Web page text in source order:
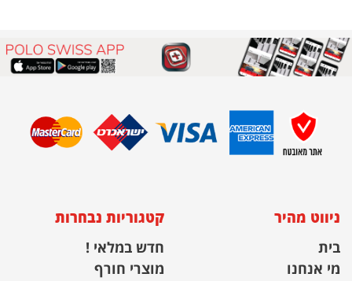
ניווט מהיר
בית
מי אנחנו
קטגוריות נבחרות
חדש במלאי !
מוצרי חורף